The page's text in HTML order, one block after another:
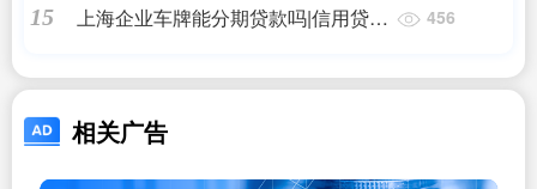
15
上海企业车牌能分期贷款吗|信用贷款
456
相关广告